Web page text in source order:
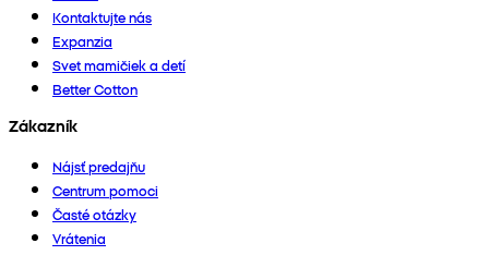
Kontaktujte nás
Expanzia
Svet mamičiek a detí
Better Cotton
Zákazník
Nájsť predajňu
Centrum pomoci
Časté otázky
Vrátenia